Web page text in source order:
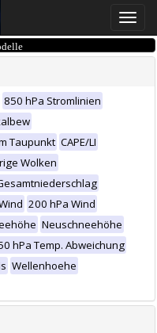
Toggle
850 hPa Stromlinien
Taupunkt CAPE/LI
Wolken
200 hPa Wind
Neuschneehöhe
hPa Temp. Abweichung
Wellenhoehe